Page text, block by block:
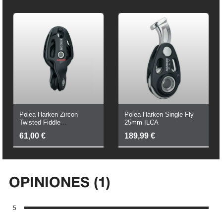
Polea Harken Zircon
Twisted Fiddle
61,00 €
Polea Harken Single Fly
25mm ILCA
189,99 €
OPINIONES (1)
5